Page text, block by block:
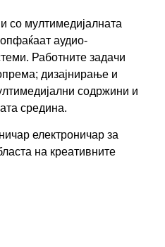
со мултимедијалната
аудио-
Работните задачи
дизајнирање и
содржини и
средина.
електроничар за
на креативните